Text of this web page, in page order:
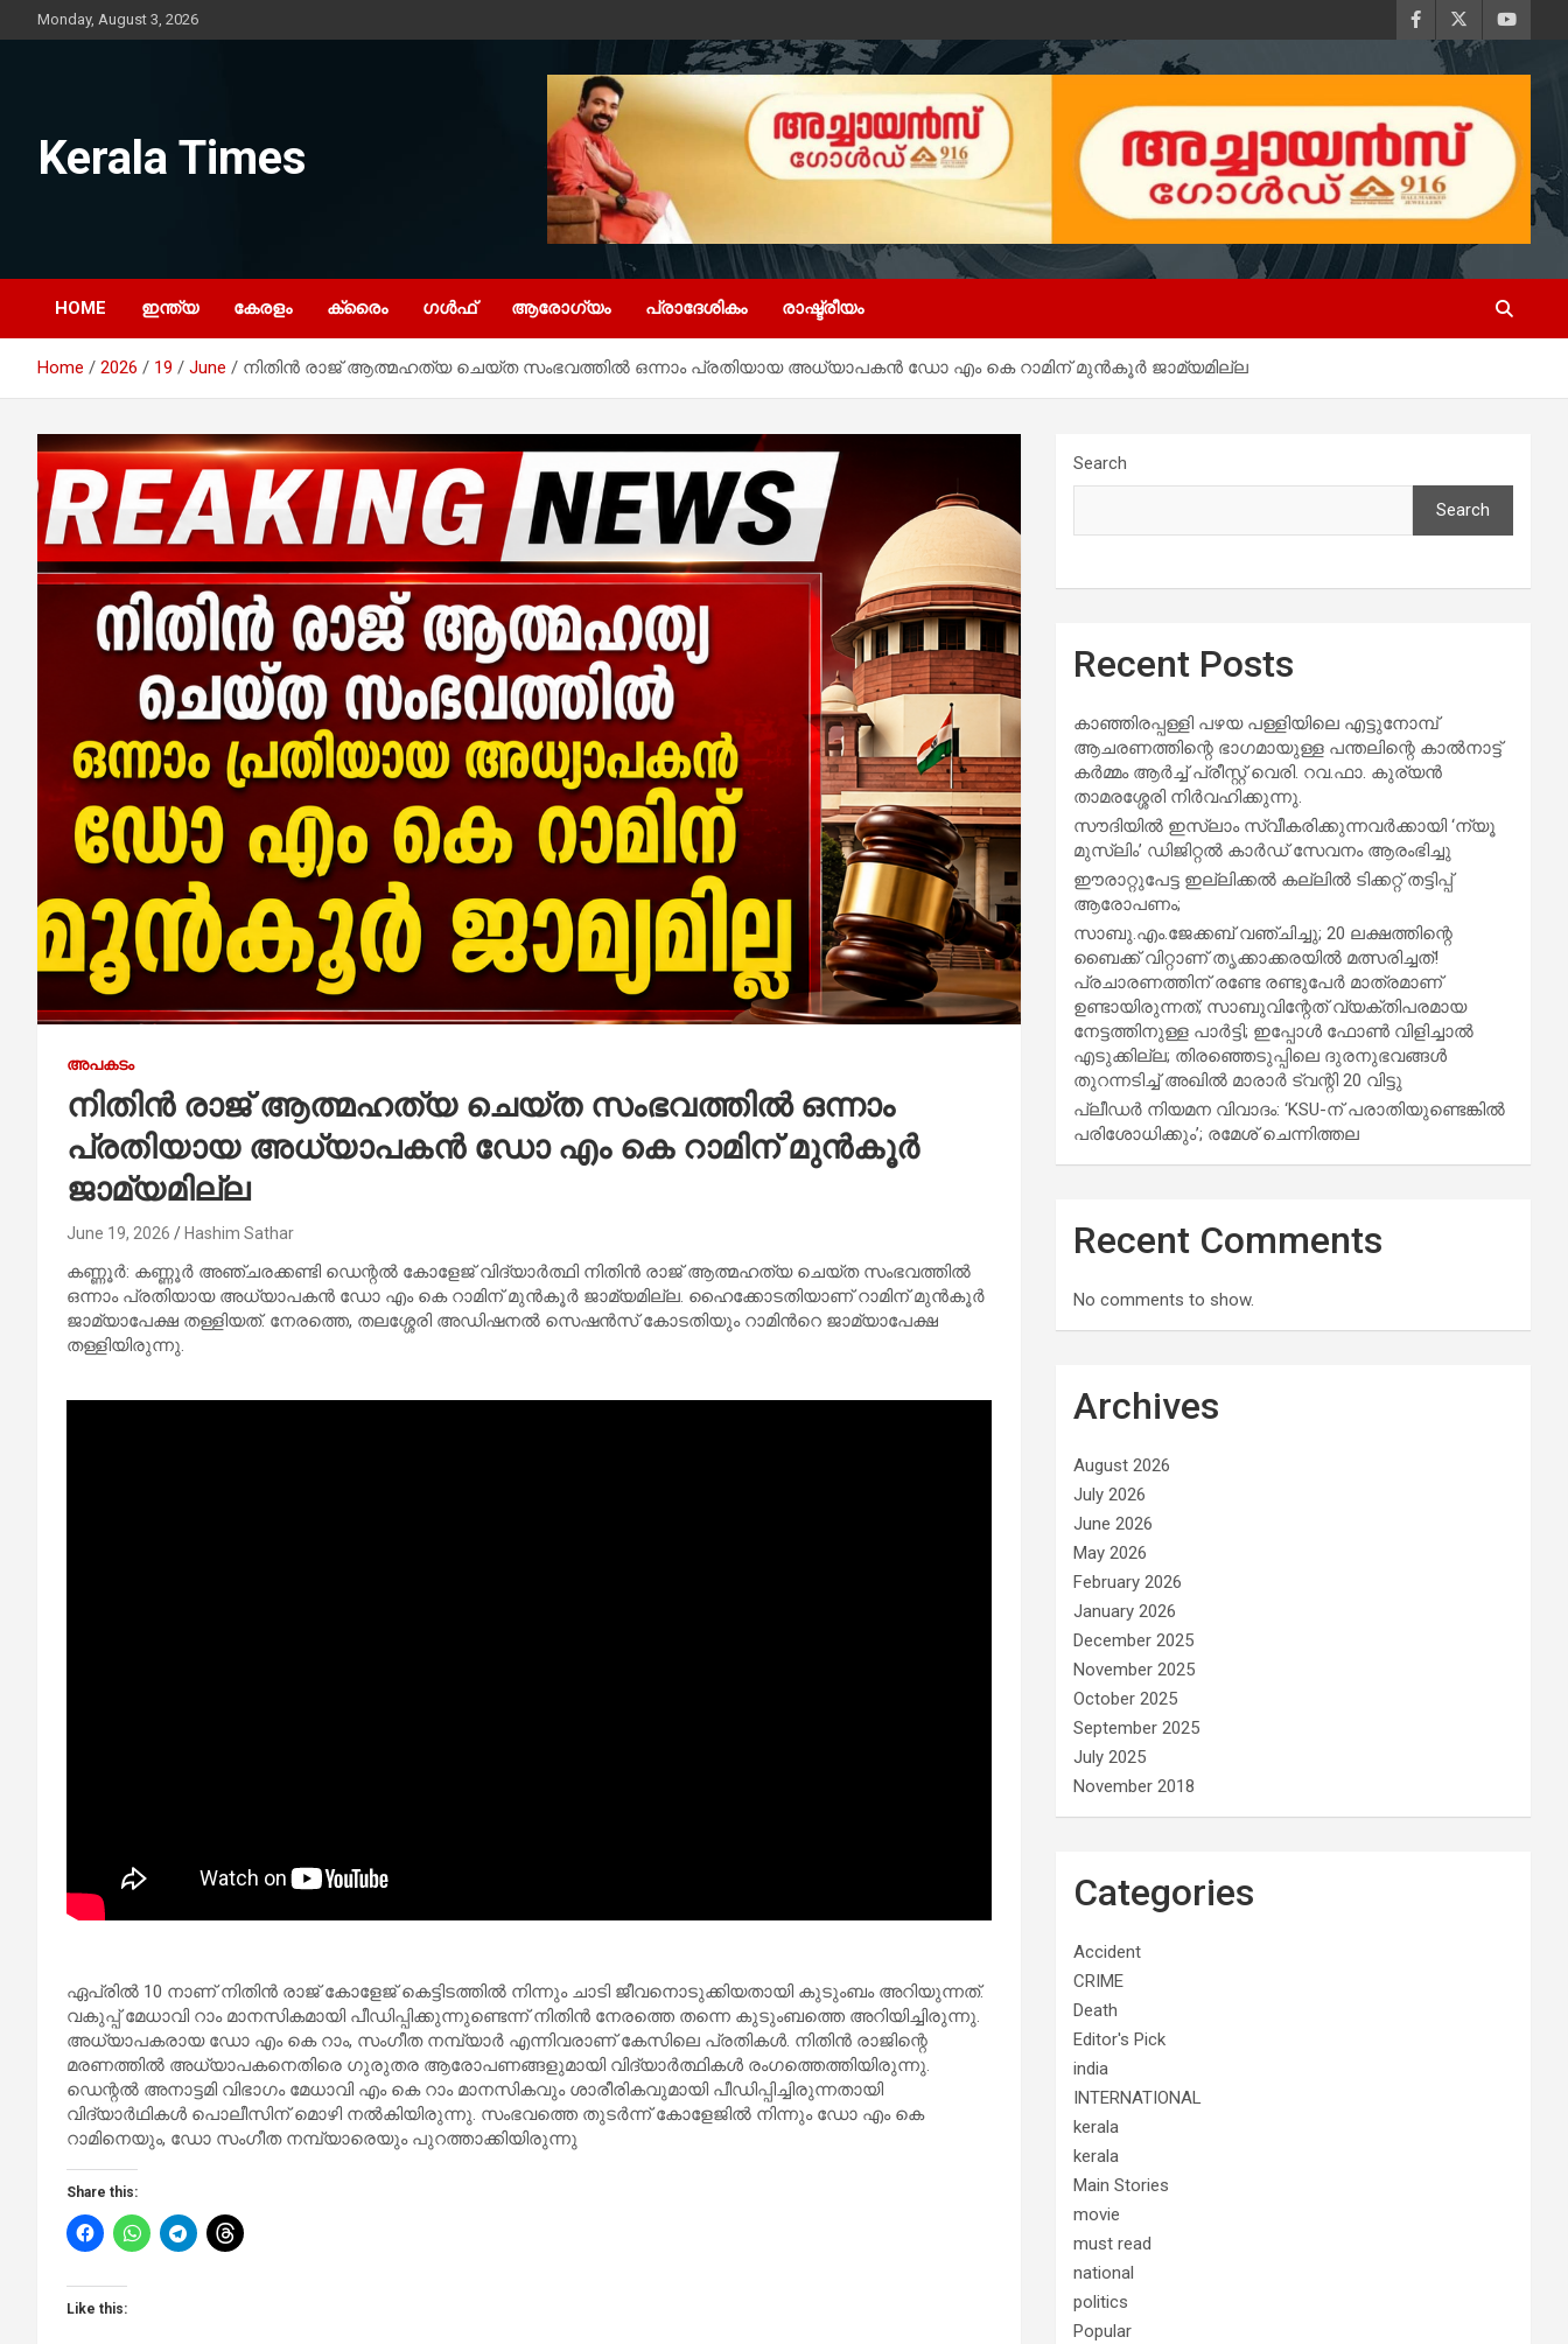
to
Monday, August 3, 2026
Kerala Times
HOME ഇന്ത്യ കേരളം ക്രൈം ഗൾഫ് ആരോഗ്യം പ്രാദേശികം രാഷ്ട്രീയം
Home 2026 19 June നിതിൻ രാജ് ആത്മഹത്യ ചെയ്ത സംഭവത്തിൽ ഒന്നാം പ്രതിയായ അധ്യാപകൻ ഡോ എം കെ റാമിന് മുൻ‌കൂർ ജാമ്യമില്ല
അപകടം
നിതിൻ രാജ് ആത്മഹത്യ ചെയ്ത സംഭവത്തിൽ ഒന്നാം
പ്രതിയായ അധ്യാപകൻ ഡോ എം കെ റാമിന് മുൻ‌കൂർ
ജാമ്യമില്ല
June 19, 2026 Hashim Sathar
കണ്ണൂർ: കണ്ണൂർ അഞ്ചരക്കണ്ടി ഡെന്റൽ കോളേജ് വിദ്യാർത്ഥി നിതിൻ രാജ് ആത്മഹത്യ ചെയ്ത സംഭവത്തിൽ
ഒന്നാം പ്രതിയായ അധ്യാപകൻ ഡോ എം കെ റാമിന് മുൻ‌കൂർ ജാമ്യമില്ല. ഹൈക്കോടതിയാണ് റാമിന് മുൻ‌കൂർ
ജാമ്യാപേക്ഷ തള്ളിയത്. നേരത്തെ, തലശ്ശേരി അഡിഷനൽ സെഷൻസ് കോടതിയും റാമിന്‍റെ ജാമ്യാപേക്ഷ
തള്ളിയിരുന്നു.
ഏപ്രില്‍ 10 നാണ് നിതിന്‍ രാജ് കോളേജ് കെട്ടിടത്തില്‍ നിന്നും ചാടി ജീവനൊടുക്കിയതായി കുടുംബം അറിയുന്നത്.
വകുപ്പ് മേധാവി റാം മാനസികമായി പീഡിപ്പിക്കുന്നുണ്ടെന്ന് നിതിന്‍ നേരത്തെ തന്നെ കുടുംബത്തെ അറിയിച്ചിരുന്നു.
അധ്യാപകരായ ഡോ എം കെ റാം, സംഗീത നമ്പ്യാർ എന്നിവരാണ് കേസിലെ പ്രതികൾ. നിതിൻ രാജിന്റെ
മരണത്തിൽ അധ്യാപകനെതിരെ ഗുരുതര ആരോപണങ്ങളുമായി വിദ്യാർത്ഥികൾ രം​ഗത്തെത്തിയിരുന്നു.
ഡെന്റൽ അനാട്ടമി വിഭാഗം മേധാവി എം കെ റാം മാനസികവും ശാരീരികവുമായി പീഡിപ്പിച്ചിരുന്നതായി
വിദ്യാർഥികൾ പൊലീസിന് മൊഴി നൽകിയിരുന്നു. സംഭവത്തെ തുടർന്ന് കോളേജിൽ നിന്നും ഡോ എം കെ
റാമിനെയും, ഡോ സംഗീത നമ്പ്യാരെയും പുറത്താക്കിയിരുന്നു
Share this:
Like this:
Search
Search
Recent Posts
കാഞ്ഞിരപ്പള്ളി പഴയ പള്ളിയിലെ എട്ടുനോമ്പ്
ആചരണത്തിന്റെ ഭാഗമായുള്ള പന്തലിന്റെ കാൽനാട്ട്
കർമ്മം ആർച്ച് പ്രീസ്റ്റ് വെരി. റവ.ഫാ. കുര്യൻ
താമരശ്ശേരി നിർവഹിക്കുന്നു.
സൗദിയില്‍ ഇസ്‌ലാം സ്വീകരിക്കുന്നവര്‍ക്കായി ‘ന്യൂ
മുസ്ലിം’ ഡിജിറ്റല്‍ കാര്‍ഡ് സേവനം ആരംഭിച്ചു
ഈരാറ്റുപേട്ട ഇല്ലിക്കൽ കല്ലിൽ ടിക്കറ്റ് തട്ടിപ്പ്
ആരോപണം;
സാബു.എം.ജേക്കബ് വഞ്ചിച്ചു; 20 ലക്ഷത്തിന്റെ
ബൈക്ക് വിറ്റാണ് തൃക്കാക്കരയില്‍ മത്സരിച്ചത്!
പ്രചാരണത്തിന് രണ്ടേ രണ്ടുപേര്‍ മാത്രമാണ്
ഉണ്ടായിരുന്നത്; സാബുവിന്റേത് വ്യക്തിപരമായ
നേട്ടത്തിനുള്ള പാര്‍ട്ടി; ഇപ്പോള്‍ ഫോണ്‍ വിളിച്ചാല്‍
എടുക്കില്ല; തിരഞ്ഞെടുപ്പിലെ ദുരനുഭവങ്ങള്‍
തുറന്നടിച്ച് അഖില്‍ മാരാര്‍ ട്വന്റി 20 വിട്ടു
പ്ലീഡർ നിയമന വിവാദം: ‘KSU-ന് പരാതിയുണ്ടെങ്കിൽ
പരിശോധിക്കും’; രമേശ് ചെന്നിത്തല
Recent Comments
No comments to show.
Archives
August 2026
July 2026
June 2026
May 2026
February 2026
January 2026
December 2025
November 2025
October 2025
September 2025
July 2025
November 2018
Categories
Accident
CRIME
Death
Editor's Pick
india
INTERNATIONAL
kerala
kerala
Main Stories
movie
must read
national
politics
Popular